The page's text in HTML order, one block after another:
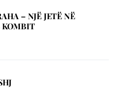
– NJЁ JETЁ NЁ